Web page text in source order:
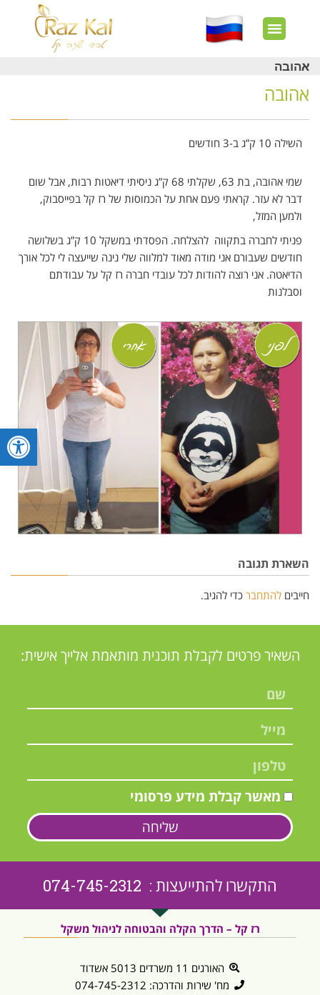
אהובה
אהובה
השילה 10 ק”ג ב-3 חודשים
שמי אהובה, בת 63, שקלתי 68 ק”ג ניסיתי דיאטות רבות, אבל שום
דבר לא עזר. קראתי פעם אחת על הכמוסות של רז קל בפייסבוק,
ולמען המזל,
פניתי לחברה בתקווה להצלחה. הפסדתי במשקל 10 ק”ג בשלושה
חודשים שעבורם אני מודה מאוד למלווה שלי נינה שייעצה לי לכל אורך
הדיאטה. אני רוצה להודות לכל עובדי חברה רז קל על עבודתם
וסבלנות
השארת תגובה
חייבים להתחבר כדי להגיב.
השאיר פרטים לקבלת תוכנית מותאמת אלייך אישית:
מאשר קבלת מידע פרסומי
שליחה
התקשרו להתייעצות : 074-745-2312
רז קל – הדרך הקלה והבטוחה לניהול משקל
האורגים 11 משרדים 5013 אשדוד
מח' שירות והדרכה: 074-745-2312
פתח